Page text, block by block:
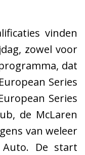
vinden
zowel voor
dat
Series
Series
de McLaren
van weleer
Auto. De start